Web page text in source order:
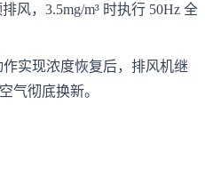
风，3.5mg/m³ 时执行 50Hz 全
作实现浓度恢复后，排风机继
气彻底换新。